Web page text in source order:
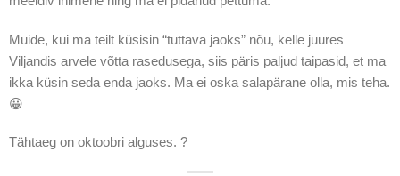
Muide, kui ma teilt küsisin “tuttava jaoks” nõu, kelle juures
Viljandis arvele võtta rasedusega, siis päris paljud taipasid, et ma
ikka küsin seda enda jaoks. Ma ei oska salapärane olla, mis teha.
😀
Tähtaeg on oktoobri alguses. ?